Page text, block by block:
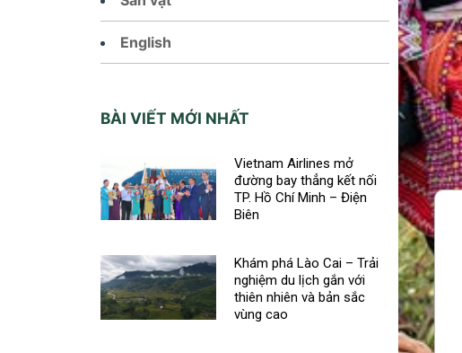
English
BÀI VIẾT MỚI NHẤT
Vietnam Airlines mở
đường bay thẳng kết nối
TP. Hồ Chí Minh – Điện
Biên
Khám phá Lào Cai – Trải
nghiệm du lịch gắn với
thiên nhiên và bản sắc
vùng cao